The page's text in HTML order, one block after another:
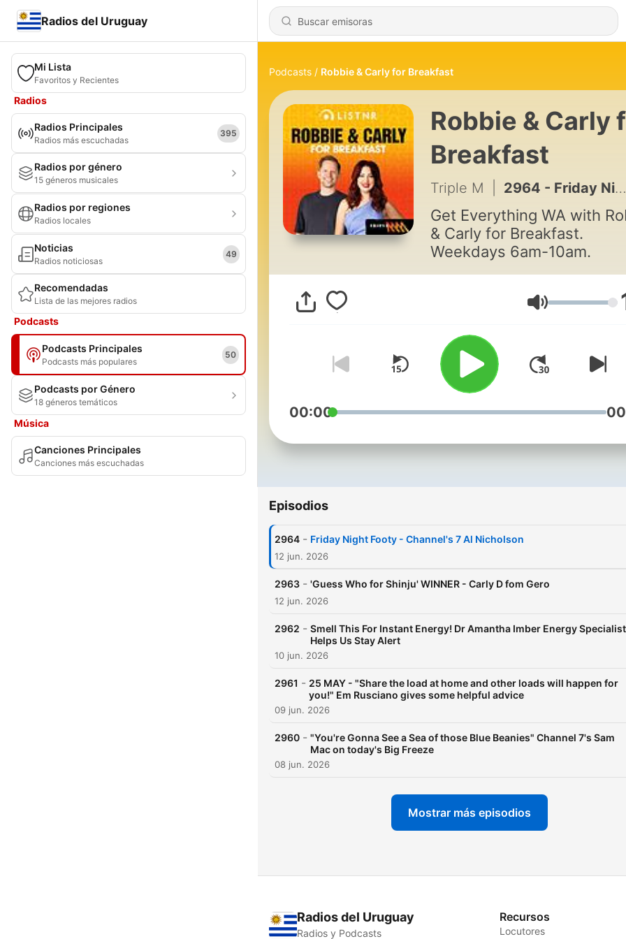
Radios del Uruguay
Mi Lista
Favoritos y Recientes
Radios
Radios Principales
Radios más escuchadas
395
Radios por género
15 géneros musicales
Radios por regiones
Radios locales
Noticias
Radios noticiosas
49
Recomendadas
Lista de las mejores radios
Podcasts
Podcasts Principales
Podcasts más populares
50
Podcasts por Género
18 géneros temáticos
Música
Canciones Principales
Canciones más escuchadas
Podcasts Robbie & Carly for Breakfast
Robbie & Carly
Breakfast
Triple M 2964 - Friday Night Footy - Channel's 7 Al Nicholson
Get Everything WA with
& Carly for Breakfast.
Weekdays 6am-10am.
Volumen
00:00
Episodios
2964 - Friday Night Footy - Channel's 7 Al Nicholson
12 jun. 2026
2963 - 'Guess Who for Shinju' WINNER - Carly D fom Gero
12 jun. 2026
2962 - Smell This For Instant Energy! Dr Amantha Imber Energy Specialist
Helps Us Stay Alert
10 jun. 2026
2961 - 25 MAY - "Share the load at home and other loads will happen for
you!" Em Rusciano gives some helpful advice
09 jun. 2026
2960 - "You're Gonna See a Sea of those Blue Beanies" Channel 7's Sam
Mac on today's Big Freeze
08 jun. 2026
Mostrar más episodios
Radios del Uruguay
Radios y Podcasts
Recursos
Locutores